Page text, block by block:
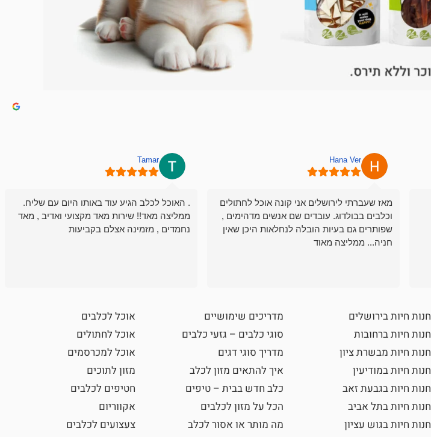
Hana Ver
מאז שעברתי לירושלים אני קונה אוכל לחתולים
וכלבים בבולדוג. עובדים שם אנשים מדהימים ,
שפותרים גם בעיות הובלה לנחלאות היכן שאין
חניה... ממליצה מאוד
Tamar
. האוכל לכלב הגיע עוד באותו היום עם שליח.
ממליצה מאד!! שירות מאד מקצועי ואדיב , מאד
נחמדים , מזמינה אצלם בקביעות
חנות חיות בירושלים
חנות חיות ברחובות
חנות חיות מבשרת ציון
חנות חיות במודיעין
חנות חיות בגבעת זאב
חנות חיות בתל אביב
חנות חיות בגוש עציון
מדריכים שימושיים
סוגי כלבים – גזעי כלבים
מדריך סוגי דגים
איך להתאים מזון לכלב
כלב חדש בבית – טיפים
הכל על מזון לכלבים
מה מותר או אסור לכלב
אוכל לכלבים
אוכל לחתולים
אוכל למכרסמים
מזון לתוכים
חטיפים לכלבים
אקווריום
צעצועים לכלבים